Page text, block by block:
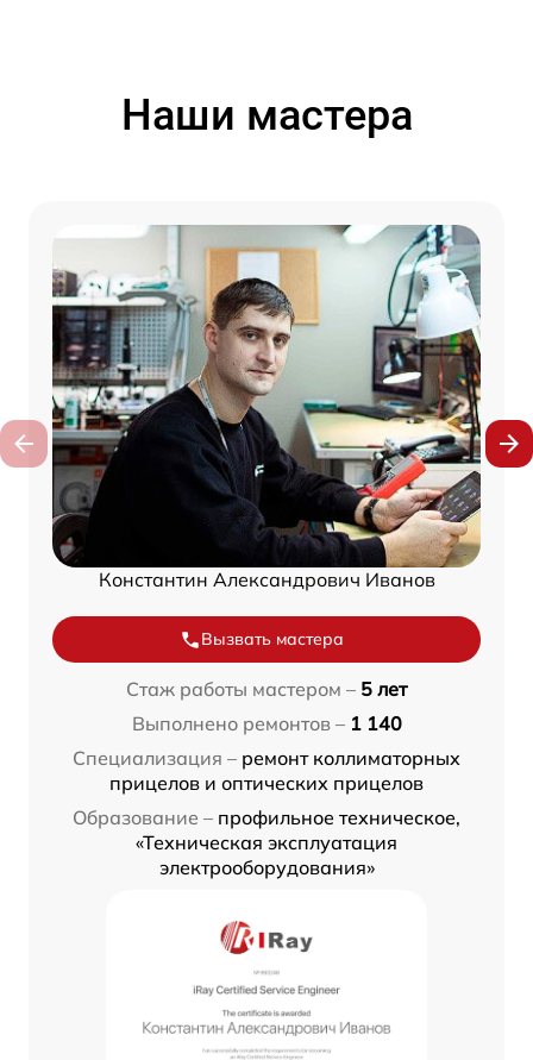
Наши мастера
Константин Александрович Иванов
Вызвать мастера
Стаж работы мастером – 5 лет
Выполнено ремонтов – 1 140
Специализация – ремонт коллиматорных
прицелов и оптических прицелов
Образование – профильное техническое,
«Техническая эксплуатация
электрооборудования»